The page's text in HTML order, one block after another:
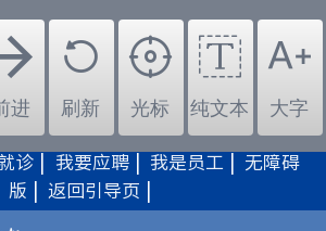
进 刷新 光标 纯文本 大字